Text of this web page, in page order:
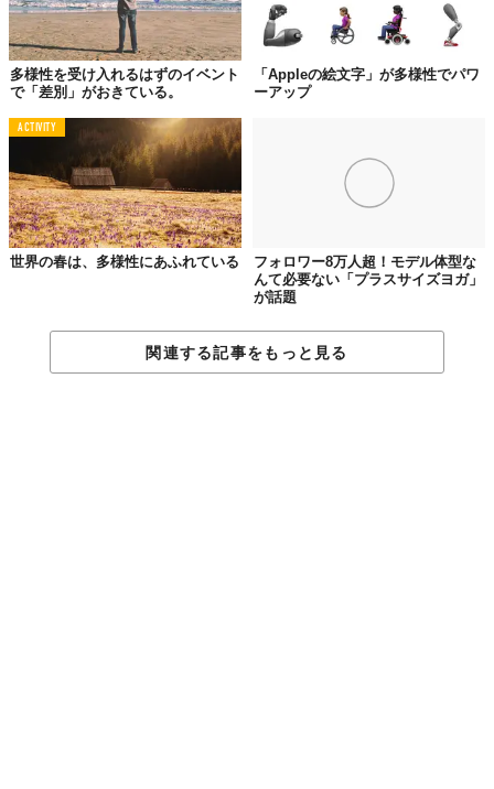
多様性を受け入れるはずのイベント
で「差別」がおきている。
「Appleの絵文字」が多様性でパワ
ーアップ
ACTIVITY
世界の春は、多様性にあふれている
フォロワー8万人超！モデル体型な
んて必要ない「プラスサイズヨガ」
が話題
関連する記事をもっと見る